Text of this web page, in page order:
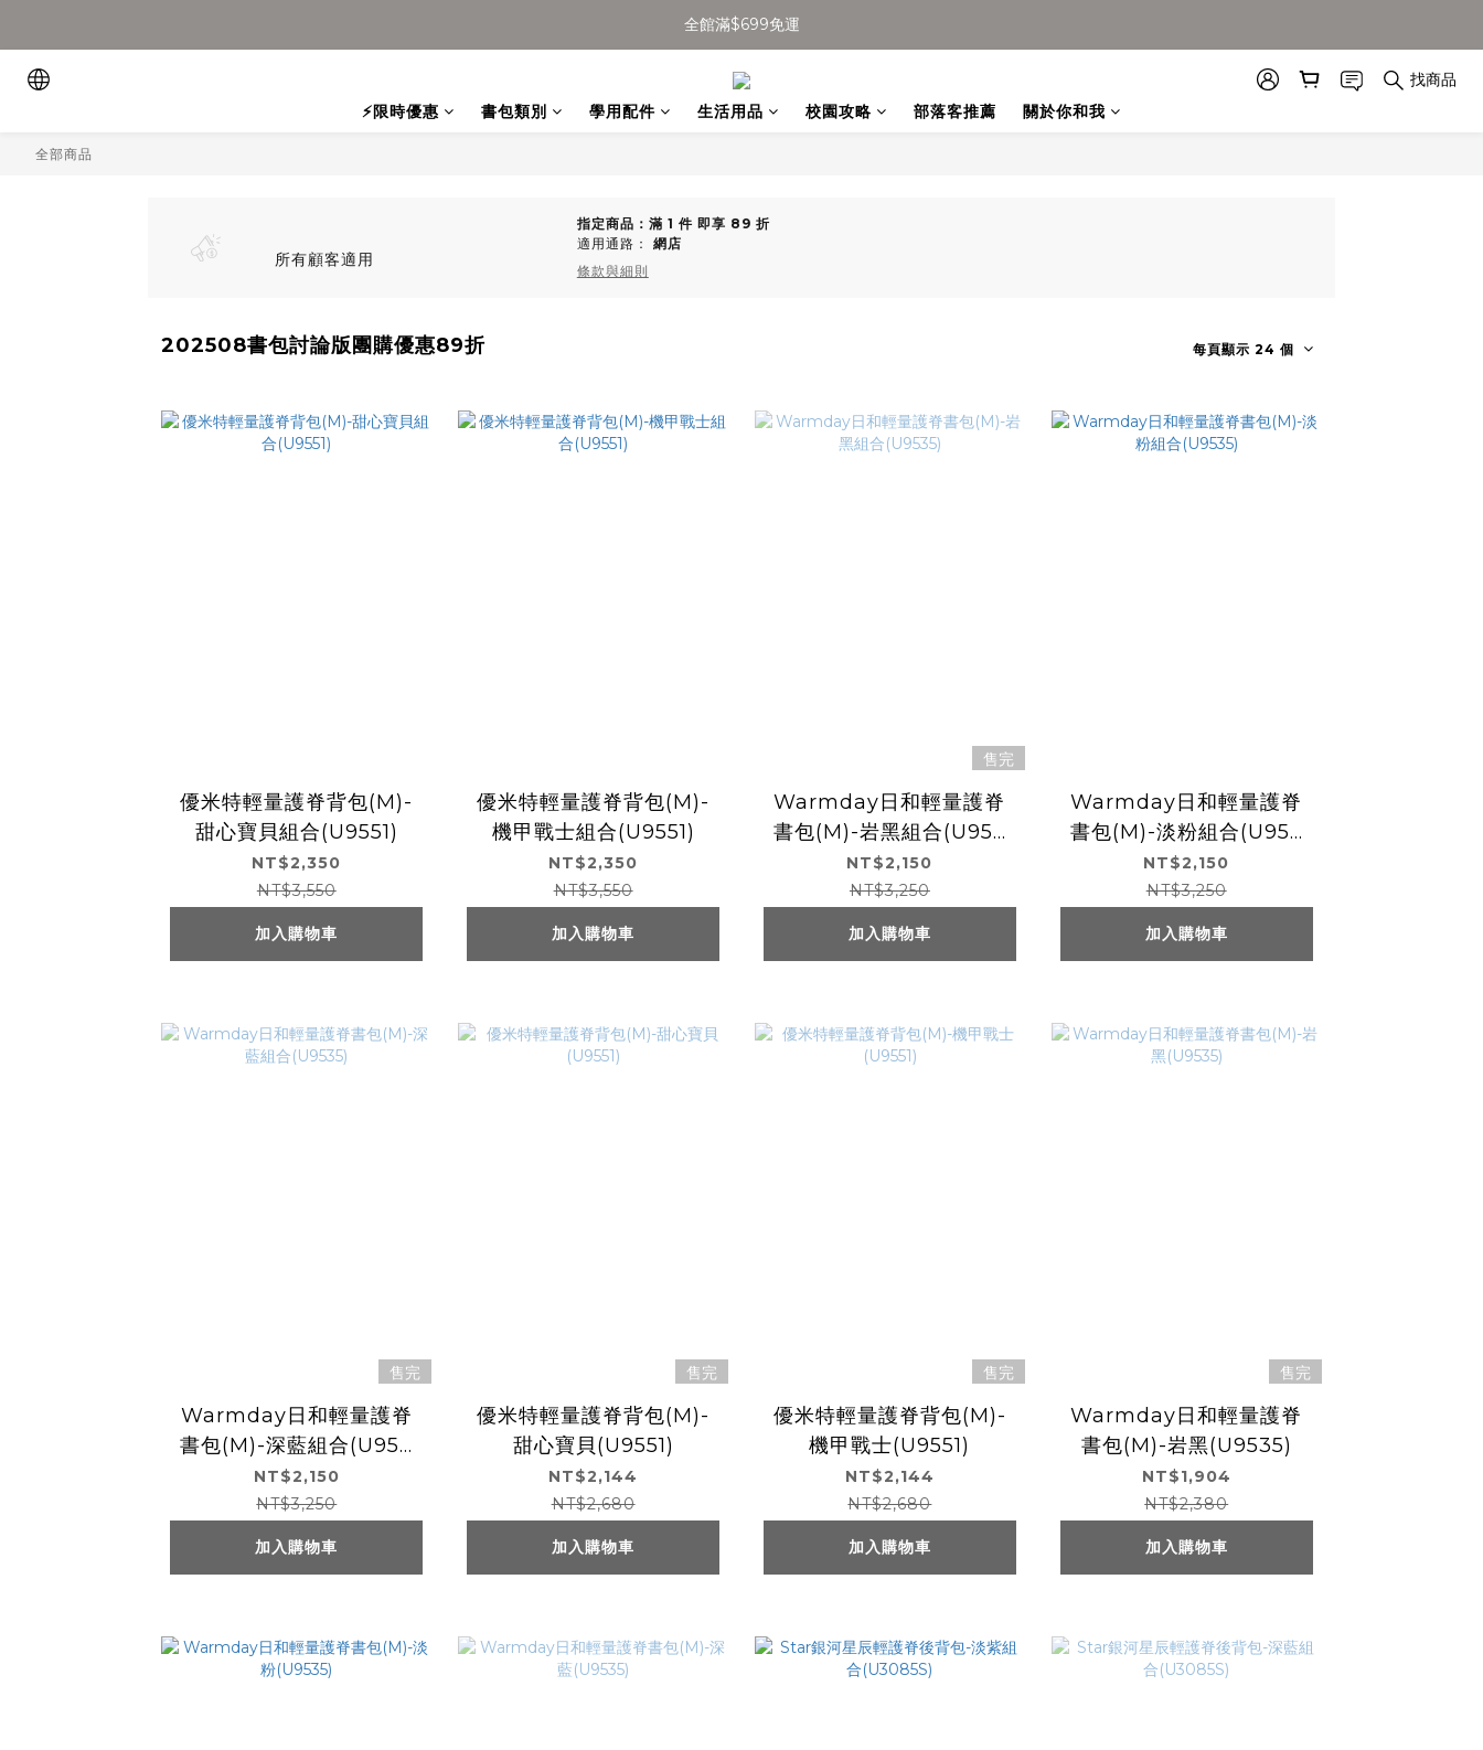
全館滿$699免運
全館滿$699免運
加入會員得$100購物金👉
全館滿$699免運
找商品
⚡限時優惠
書包類別 學用配件 生活用品 校園攻略 部落客推薦 關於你和我
全部商品
所有顧客適用
指定商品：滿 1 件 即享 89 折
適用通路： 網店
條款與細則
202508書包討論版團購優惠89折 每頁顯示 24 個
優米特輕量護脊背包(M)-
甜心寶貝組合(U9551)
NT$2,350
NT$3,550
加入購物車
優米特輕量護脊背包(M)-
機甲戰士組合(U9551)
NT$2,350
NT$3,550
加入購物車
售完
Warmday日和輕量護脊
書包(M)-岩黑組合(U953
5)
NT$2,150
NT$3,250
加入購物車
Warmday日和輕量護脊
書包(M)-淡粉組合(U953
5)
NT$2,150
NT$3,250
加入購物車
售完
Warmday日和輕量護脊
書包(M)-深藍組合(U953
5)
NT$2,150
NT$3,250
加入購物車
售完
優米特輕量護脊背包(M)-
甜心寶貝(U9551)
NT$2,144
NT$2,680
加入購物車
售完
優米特輕量護脊背包(M)-
機甲戰士(U9551)
NT$2,144
NT$2,680
加入購物車
售完
Warmday日和輕量護脊
書包(M)-岩黑(U9535)
NT$1,904
NT$2,380
加入購物車